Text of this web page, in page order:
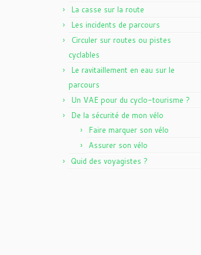
La casse sur la route
Les incidents de parcours
Circuler sur routes ou pistes
cyclables
Le ravitaillement en eau sur le
parcours
Un VAE pour du cyclo-tourisme ?
De la sécurité de mon vélo
Faire marquer son vélo
Assurer son vélo
Quid des voyagistes ?